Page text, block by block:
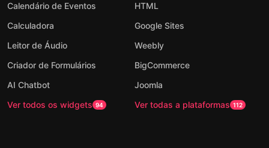
Calendário de Eventos
Calculadora
Leitor de Áudio
Criador de Formulários
AI Chatbot
Ver todos os widgets 94
HTML
Google Sites
Weebly
BigCommerce
Joomla
Ver todas a plataformas 112